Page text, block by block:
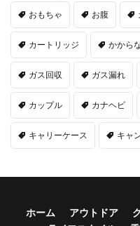
おもちゃ お腹
カートリッジ かから
ガス回収 ガス漏れ
カップル カナヘビ
キャリーケース キャ
ホーム アウトドア